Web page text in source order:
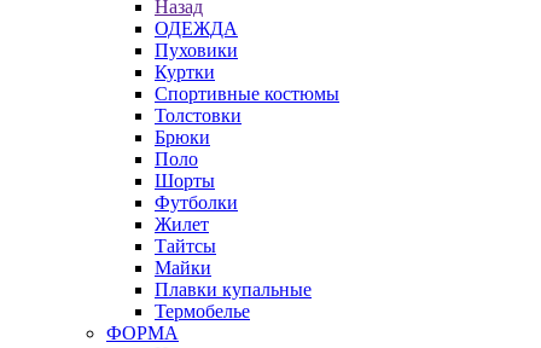
Назад
ОДЕЖДА
Пуховики
Куртки
Спортивные костюмы
Толстовки
Брюки
Поло
Шорты
Футболки
Жилет
Тайтсы
Майки
Плавки купальные
Термобелье
ФОРМА